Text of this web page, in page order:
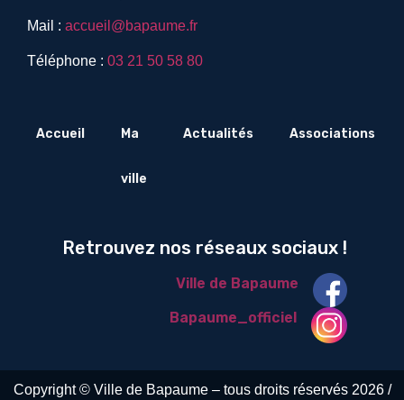
Mail : accueil@bapaume.fr
Téléphone : 03 21 50 58 80
Accueil Ma
ville
Actualités Associations
Retrouvez nos réseaux sociaux !
Ville de Bapaume
Bapaume_officiel
Copyright © Ville de Bapaume – tous droits réservés 2026 /